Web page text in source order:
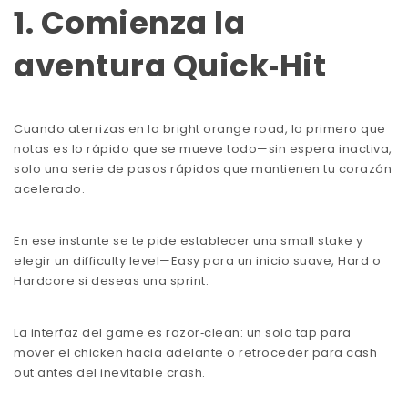
1. Comienza la
aventura Quick‑Hit
Cuando aterrizas en la bright orange road, lo primero que
notas es lo rápido que se mueve todo—sin espera inactiva,
solo una serie de pasos rápidos que mantienen tu corazón
acelerado.
En ese instante se te pide establecer una small stake y
elegir un difficulty level—Easy para un inicio suave, Hard o
Hardcore si deseas una sprint.
La interfaz del game es razor‑clean: un solo tap para
mover el chicken hacia adelante o retroceder para cash
out antes del inevitable crash.